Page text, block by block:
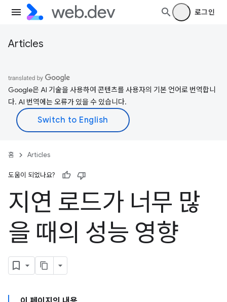
로그인
Articles
Google은 AI 기술을 사용하여 콘텐츠를 사용자의 기본 언어로 번역합니
다. AI 번역에는 오류가 있을 수 있습니다.
홈 Articles
도움이 되었나요?
지연 로드가 너무 많
을 때의 성능 영향